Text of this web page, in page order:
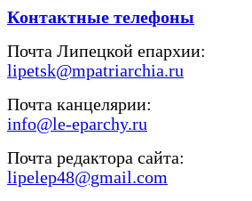
Контактные телефоны
Почта Липецкой епархии:
lipetsk@mpatriarchia.ru
Почта канцелярии:
info@le-eparchy.ru
Почта редактора сайта:
lipelep48@gmail.com